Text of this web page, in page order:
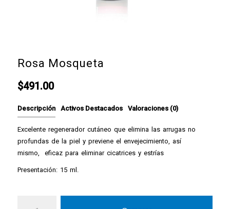
Rosa Mosqueta
$491.00
Descripción Activos Destacados Valoraciones (0)
Excelente regenerador cutáneo que elimina las arrugas no
profundas de la piel y previene el envejecimiento, así
mismo,
eficaz para eliminar cicatrices y estrías
Presentación: 15 ml.